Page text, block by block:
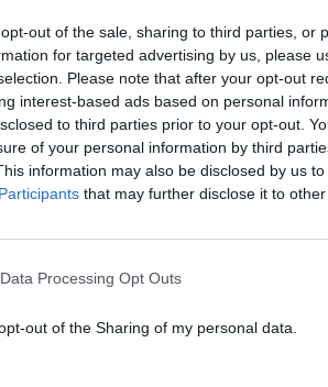
out of the sale, sharing to third parties, or
for targeted advertising by us, please
Please note that after your opt-out
interest-based ads based on personal
to third parties prior to your opt-out.
of your personal information by third
information may also be disclosed by us
that may further disclose it to other
Processing Opt Outs
out of the Sharing of my personal data.
Eladó adatai
Bemutatkozás: A tételek
személyesen veszik át, a